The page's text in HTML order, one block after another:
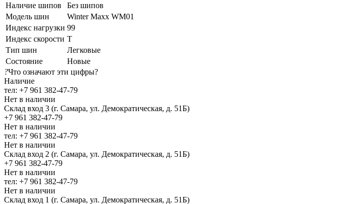
Наличие шипов
Без шипов
Модель шин
Winter Maxx WM01
Индекс нагрузки 99
Индекс скорости T
Тип шин
Легковые
Состояние
Новые
?Что означают эти цифры?
Наличие
тел: +7 961 382-47-79
Нет в наличии
Склад вход 3 (г. Самара, ул. Демократическая, д. 51Б)
+7 961 382-47-79
Нет в наличии
тел: +7 961 382-47-79
Нет в наличии
Склад вход 2 (г. Самара, ул. Демократическая, д. 51Б)
+7 961 382-47-79
Нет в наличии
тел: +7 961 382-47-79
Нет в наличии
Склад вход 1 (г. Самара, ул. Демократическая, д. 51Б)